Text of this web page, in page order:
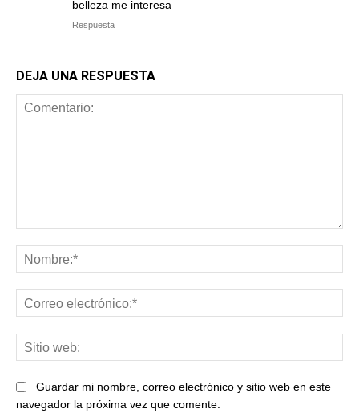
belleza me interesa
Respuesta
DEJA UNA RESPUESTA
Guardar mi nombre, correo electrónico y sitio web en este
navegador la próxima vez que comente.